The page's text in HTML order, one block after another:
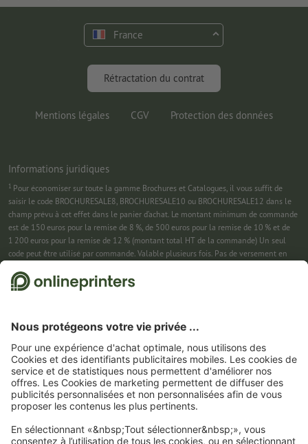
Protection de l'environnement
Programme Premium
Outils & Fonts gratuits
Marketing & Insights
France
Rétractation du contrat
Mentions légales CGV Protection des données
Informations juridiques
1 Pour économiser sur toute la gamme Brochures et Catalogues, il vous suffit de
saisir le code BROCHURESALE8, BROCHURESALE10 ou BROCHURESALE12 dans le
champ prévu à cet effet dans le panier d’achat. Le montant minimum de commande
est de 150 euros pour la remise de 8 %, de 500 euros pour la remise de 10 % et de
1 200 euros pour la remise de 12 % (montant total HT de la commande) Un seul
code peut être utilisé par commande. Valable plusieurs fois. Pas de versement en
31/08/2026 inclus.
montant minimum pour la commande. Valable plusieurs fois. Pas de versement en
31/08/2026 inclus.
3Dans un premier temps, nous vous enverrons un e-mail contenant un lien de
confirmation de votre inscription à la newsletter. Ce n’est qu’après avoir cliqué
dessus que vous recevrez votre code de remise et notre newsletter. Vous pouvez bien
entendu vous désinscrire à tout moment. Montant maximal de la remise : 150 € sur
le montant de la commande (HT). Valable une seule fois. Pas de montant minimum
pour la commande. Pas de versement en espèces. Offre non cumulable avec d’autres